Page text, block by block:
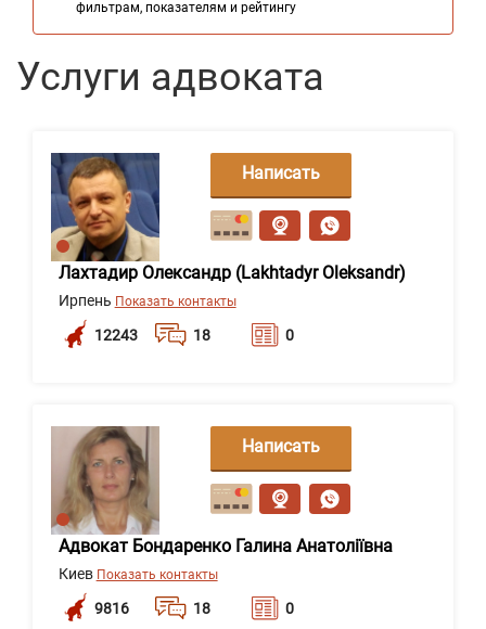
фильтрам, показателям и рейтингу
Услуги адвоката
Лахтадир Олександр (Lakhtadyr Oleksandr)
Ирпень Показать контакты
12243 18 0
Написать
сообщение
Адвокат Бондаренко Галина Анатоліївна
Киев Показать контакты
9816 18 0
Написать
сообщение